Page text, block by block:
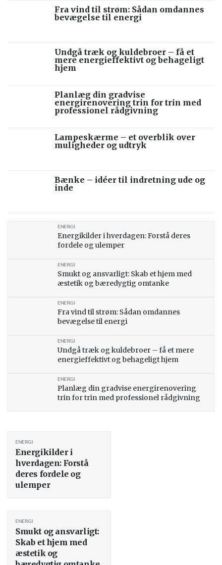
Fra vind til strøm: Sådan omdannes
bevægelse til energi
Undgå træk og kuldebroer – få et
mere energieffektivt og behageligt
hjem
Planlæg din gradvise
energirenovering trin for trin med
professionel rådgivning
Lampeskærme – et overblik over
muligheder og udtryk
Bænke – idéer til indretning ude og
inde
Energikilder i hverdagen: Forstå deres
fordele og ulemper
ENERGI
Smukt og ansvarligt: Skab et hjem med
æstetik og bæredygtig omtanke
ENERGI
Fra vind til strøm: Sådan omdannes
bevægelse til energi
ENERGI
Undgå træk og kuldebroer – få et mere
energieffektivt og behageligt hjem
ENERGI
Planlæg din gradvise energirenovering
trin for trin med professionel rådgivning
ENERGI
Energikilder i
hverdagen: Forstå
deres fordele og
ulemper
ENERGI
Smukt og ansvarligt:
Skab et hjem med
æstetik og
ENERGI